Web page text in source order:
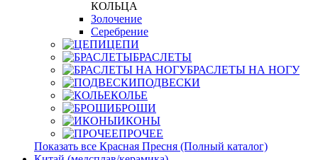
КОЛЬЦА
Золочение
Серебрение
ЦЕПИ
БРАСЛЕТЫ
БРАСЛЕТЫ НА НОГУ
ПОДВЕСКИ
КОЛЬЕ
БРОШИ
ИКОНЫ
ПРОЧЕЕ
Показать все Красная Пресня (Полный каталог)